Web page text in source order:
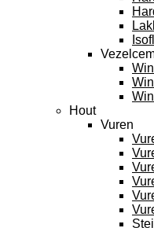
Hout
Vuren